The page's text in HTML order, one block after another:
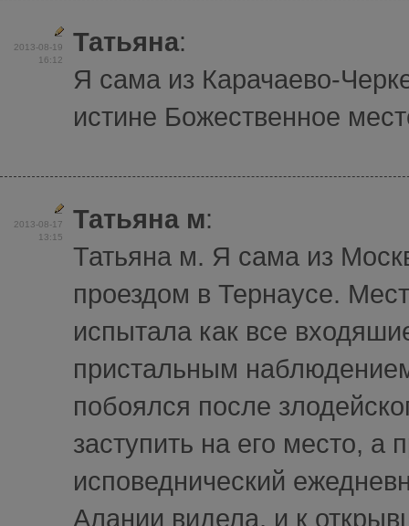
2013-08-19
16:12
Татьяна:
Я сама из Карачаево-
истине Божественное
2013-08-17
13:15
Татьяна м:
Татьяна м. Я сама из
проездом в Тернаусе.
испытала как все
пристальным
побоялся после
заступить на его место, а
исповеднический
Алании видела, и к